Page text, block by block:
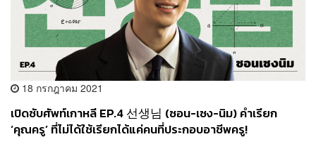
18 กรกฎาคม 2021
เปิดซับศัพท์เกาหลี EP.4 선생님 (ซอน-เซง-นิม) คำเรียก
‘คุณครู’ ที่ไม่ได้ใช้เรียกได้แค่คนที่ประกอบอาชีพครู!